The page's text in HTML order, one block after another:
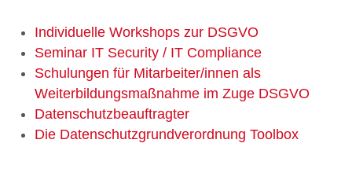
Individuelle Workshops zur DSGVO
Seminar IT Security / IT Compliance
Schulungen für Mitarbeiter/innen als
Weiterbildungsmaßnahme im Zuge DSGVO
Datenschutzbeauftragter
Die Datenschutzgrundverordnung Toolbox